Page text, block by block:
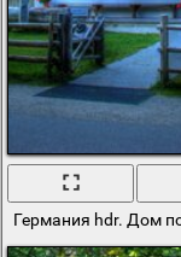
Германия hdr. Дом